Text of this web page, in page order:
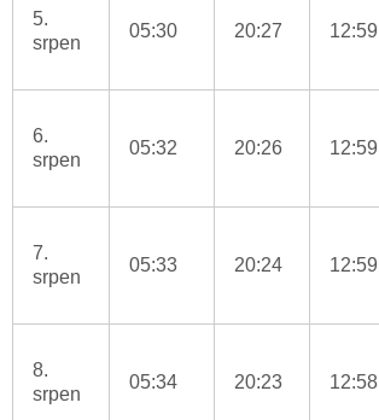
5.
srpen
05:30 20:27 12:59
6.
srpen
05:32 20:26 12:59
7.
srpen
05:33 20:24 12:59
8.
srpen
05:34 20:23 12:58